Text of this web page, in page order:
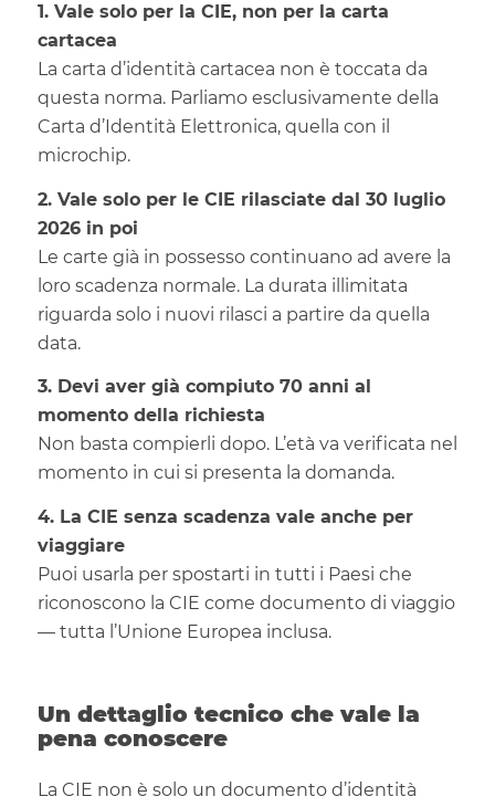
1. Vale solo per la CIE, non per la carta
cartacea
La carta d’identità cartacea non è toccata da
questa norma. Parliamo esclusivamente della
Carta d’Identità Elettronica, quella con il
microchip.
2. Vale solo per le CIE rilasciate dal 30 luglio
2026 in poi
Le carte già in possesso continuano ad avere la
loro scadenza normale. La durata illimitata
riguarda solo i nuovi rilasci a partire da quella
data.
3. Devi aver già compiuto 70 anni al
momento della richiesta
Non basta compierli dopo. L’età va verificata nel
momento in cui si presenta la domanda.
4. La CIE senza scadenza vale anche per
viaggiare
Puoi usarla per spostarti in tutti i Paesi che
riconoscono la CIE come documento di viaggio
— tutta l’Unione Europea inclusa.
Un dettaglio tecnico che vale la
pena conoscere
La CIE non è solo un documento d’identità